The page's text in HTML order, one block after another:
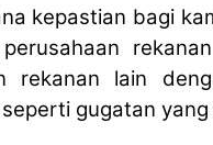
kepastian bagi
rekanan lain
gugatan yang